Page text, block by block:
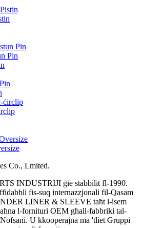
Pin
Co., Lmited.
INDUSTRIJI ġie stabbilit fl-1990.
fis-suq internazzjonali fil-Qasam
LINER & SLEEVE taħt l-isem
l-fornituri OEM għall-fabbriki tal-
U kkooperajna ma 'tliet Gruppi